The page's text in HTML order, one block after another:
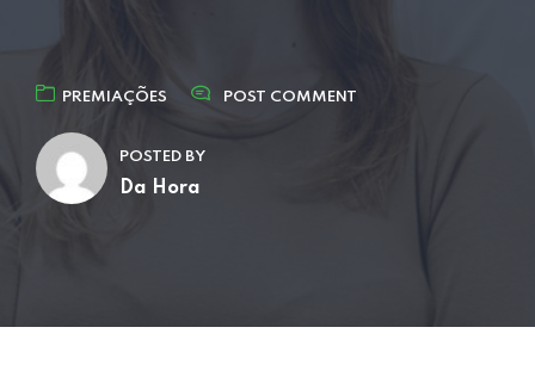
PREMIAÇÕES POST COMMENT
POSTED BY
Da Hora